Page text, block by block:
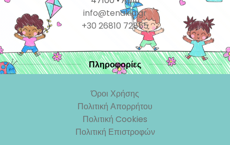
info@tenakia.gr
+30 26810 72855
Πληροφορίες
Όροι Χρήσης
Πολιτική Απορρήτου
Πολιτική Cookies
Πολιτική Επιστροφών